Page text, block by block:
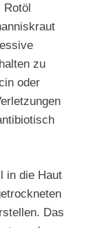
Rotöl
zu
oder
in die Haut
Das